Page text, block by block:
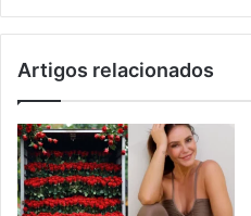
Artigos relacionados